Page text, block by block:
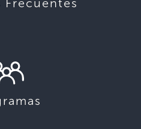
Frecuentes